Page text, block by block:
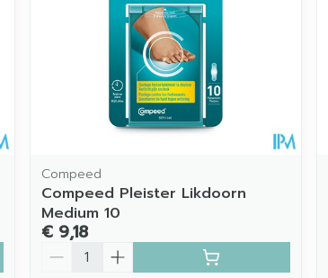
Compeed
Compeed Pleister Likdoorn
Medium 10
€ 9,18
Aantal